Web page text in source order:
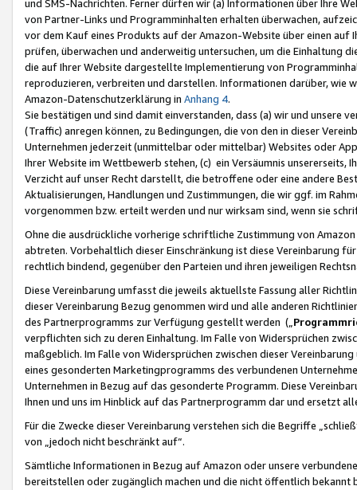
und SMS-Nachrichten. Ferner dürfen wir (a) Informationen über Ihre
von Partner-Links und Programminhalten erhalten überwachen,
vor dem Kauf eines Produkts auf der Amazon-Website über einen
prüfen, überwachen und anderweitig untersuchen, um die Einhaltung
die auf Ihrer Website dargestellte Implementierung von
reproduzieren, verbreiten und darstellen. Informationen darüber, wie
Amazon-Datenschutzerklärung in Anhang 4.
Sie bestätigen und sind damit einverstanden, dass (a) wir und
(Traffic) anregen können, zu Bedingungen, die von den in dieser
Unternehmen jederzeit (unmittelbar oder mittelbar) Websites oder
Ihrer Website im Wettbewerb stehen, (c) ein Versäumnis unsererseits,
Verzicht auf unser Recht darstellt, die betroffene oder eine andere
Aktualisierungen, Handlungen und Zustimmungen, die wir ggf. im
vorgenommen bzw. erteilt werden und nur wirksam sind, wenn sie
Ohne die ausdrückliche vorherige schriftliche Zustimmung von
abtreten. Vorbehaltlich dieser Einschränkung ist diese Vereinbarung
rechtlich bindend, gegenüber den Parteien und ihren jeweiligen
Diese Vereinbarung umfasst die jeweils aktuellste Fassung aller
dieser Vereinbarung Bezug genommen wird und alle anderen
des Partnerprogramms zur Verfügung gestellt werden („
verpflichten sich zu deren Einhaltung. Im Falle von Widersprüchen
maßgeblich. Im Falle von Widersprüchen zwischen dieser
eines gesonderten Marketingprogramms des verbundenen
Unternehmen in Bezug auf das gesonderte Programm. Diese
Ihnen und uns im Hinblick auf das Partnerprogramm dar und ersetzt
Für die Zwecke dieser Vereinbarung verstehen sich die Begriffe
von „jedoch nicht beschränkt auf“.
Sämtliche Informationen in Bezug auf Amazon oder unsere
bereitstellen oder zugänglich machen und die nicht öffentlich